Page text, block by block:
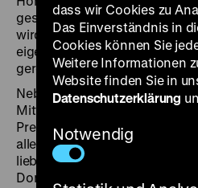
gesellschaftlichen
wird. Zuvor muss es ihm
eigenes Leben und das seiner
geregelte Bahnen zu lenken.
Neben den interessanten
Mitte Ost-Berlins, aus
Prenzlauer Berg sind die
allen voran die Erwin
liebes- und sportbesessene
Domröse zu erleben, als
dass wir Cookies zu
Das Einverständnis in
Cookies können Sie
Weitere Informationen
Website finden Sie in
Datenschutzerklärung
Notwendig